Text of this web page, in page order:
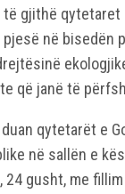
gjithë
në bisedën
që janë të
qytetarët e
në sallën e
24 gusht, me